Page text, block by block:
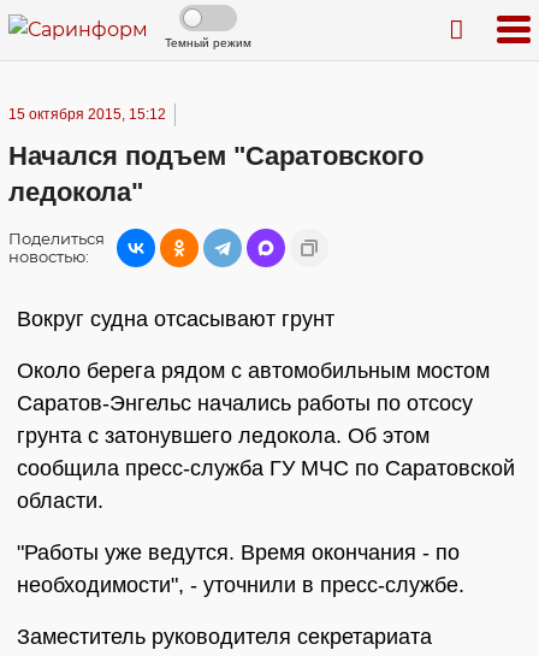
Темный режим
15 октября 2015, 15:12
Начался подъем "Саратовского
ледокола"
Поделиться
новостью:
Вокруг судна отсасывают грунт
Около берега рядом с автомобильным мостом
Саратов-Энгельс начались работы по отсосу
грунта с затонувшего ледокола. Об этом
сообщила пресс-служба ГУ МЧС по Саратовской
области.
"Работы уже ведутся. Время окончания - по
необходимости", - уточнили в пресс-службе.
Заместитель руководителя секретариата